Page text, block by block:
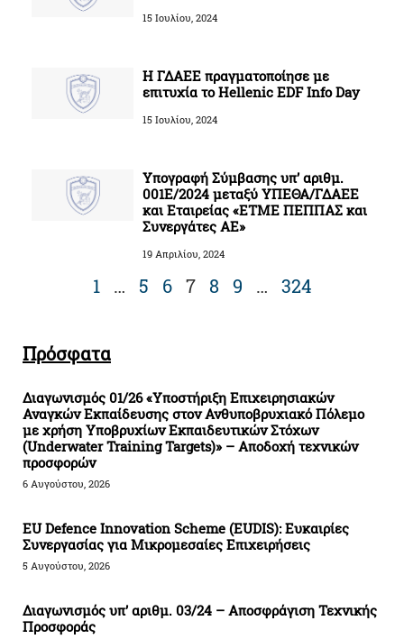
15 Ιουλίου, 2024
H ΓΔΑΕΕ πραγματοποίησε με
επιτυχία το Hellenic EDF Info Day
15 Ιουλίου, 2024
Υπογραφή Σύμβασης υπ’ αριθμ.
001Ε/2024 μεταξύ ΥΠΕΘΑ/ΓΔΑΕΕ
και Εταιρείας «ΕΤΜΕ ΠΕΠΠΑΣ και
Συνεργάτες ΑΕ»
19 Απριλίου, 2024
1 … 5 6 7 8 9 … 324
Πρόσφατα
Διαγωνισμός 01/26 «Υποστήριξη Επιχειρησιακών
Αναγκών Εκπαίδευσης στον Ανθυποβρυχιακό Πόλεμο
με χρήση Υποβρυχίων Εκπαιδευτικών Στόχων
(Underwater Training Targets)» – Αποδοχή τεχνικών
προσφορών
6 Αυγούστου, 2026
EU Defence Innovation Scheme (EUDIS): Ευκαιρίες
Συνεργασίας για Μικρομεσαίες Επιχειρήσεις
5 Αυγούστου, 2026
Διαγωνισμός υπ’ αριθμ. 03/24 – Αποσφράγιση Τεχνικής
Προσφοράς